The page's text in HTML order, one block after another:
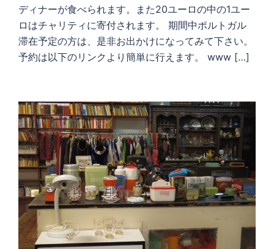
ディナーが食べられます。また20ユーロの中の1ユー
ロはチャリティに寄付されます。 期間中ポルトガル
滞在予定の方は、是非お出かけになってみて下さい。
予約は以下のリンクより簡単に行えます。 www […]